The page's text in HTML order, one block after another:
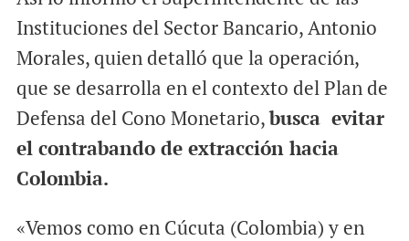
Instituciones del Sector Bancario, Antonio
Morales, quien detalló que la operación,
que se desarrolla en el contexto del Plan de
Defensa del Cono Monetario,busca evitar
el contrabando de extracción hacia
Colombia.
«Vemos como en Cúcuta (Colombia) y en